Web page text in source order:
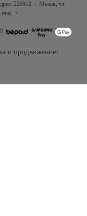
220012, г. Минск, ул.
пом. 7
и продвижение: